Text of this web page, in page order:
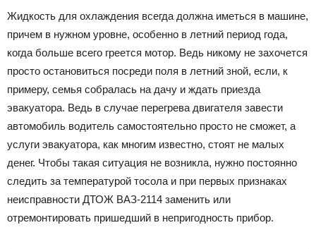
Жидкость для охлаждения всегда должна иметься в машине,
причем в нужном уровне, особенно в летний период года,
когда больше всего греется мотор. Ведь никому не захочется
просто остановиться посреди поля в летний зной, если, к
примеру, семья собралась на дачу и ждать приезда
эвакуатора. Ведь в случае перегрева двигателя завести
автомобиль водитель самостоятельно просто не сможет, а
услуги эвакуатора, как многим известно, стоят не малых
денег. Чтобы такая ситуация не возникла, нужно постоянно
следить за температурой тосола и при первых признаках
неисправности ДТОЖ ВАЗ-2114 заменить или
отремонтировать пришедший в непригодность прибор.